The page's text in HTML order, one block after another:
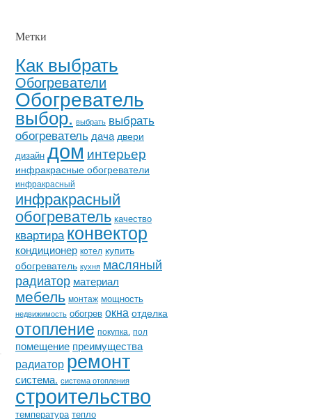
Метки
Как выбрать
Обогреватели
Обогреватель
выбор. выбрать выбрать
обогреватель дача двери
дизайн доминтерьер
инфракрасные обогреватели
инфракрасный
инфракрасный
обогреватель качество
квартираконвектор
кондиционер котел купить
обогреватель кухня масляный
радиатор материал
мебель монтаж мощность
недвижимость обогрев окна отделка
отопление покупка. пол
помещение преимущества
радиаторремонт
система. система отопления
строительство
температура тепло